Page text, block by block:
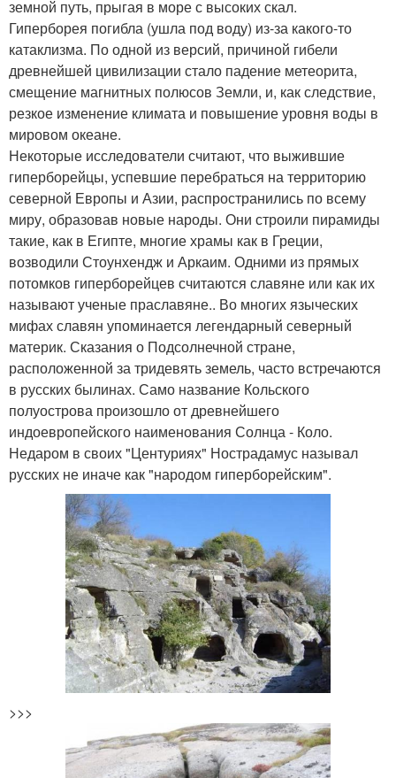
земной путь, прыгая в море с высоких скал.
Гиперборея погибла (ушла под воду) из-за какого-то
катаклизма. По одной из версий, причиной гибели
древнейшей цивилизации стало падение метеорита,
смещение магнитных полюсов Земли, и, как следствие,
резкое изменение климата и повышение уровня воды в
мировом океане.
Некоторые исследователи считают, что выжившие
гиперборейцы, успевшие перебраться на территорию
северной Европы и Азии, распространились по всему
миру, образовав новые народы. Они строили пирамиды
такие, как в Египте, многие храмы как в Греции,
возводили Стоунхендж и Аркаим. Одними из прямых
потомков гиперборейцев считаются славяне или как их
называют ученые праславяне.. Во многих языческих
мифах славян упоминается легендарный северный
материк. Сказания о Подсолнечной стране,
расположенной за тридевять земель, часто встречаются
в русских былинах. Само название Кольского
полуострова произошло от древнейшего
индоевропейского наименования Солнца - Коло.
Недаром в своих "Центуриях" Нострадамус называл
русских не иначе как "народом гиперборейским".
>>>